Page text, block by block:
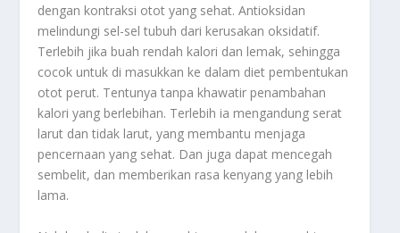
dengan kontraksi otot yang sehat. Antioksidan
melindungi sel-sel tubuh dari kerusakan oksidatif.
Terlebih jika buah rendah kalori dan lemak, sehingga
cocok untuk di masukkan ke dalam diet pembentukan
otot perut. Tentunya tanpa khawatir penambahan
kalori yang berlebihan. Terlebih ia mengandung serat
larut dan tidak larut, yang membantu menjaga
pencernaan yang sehat. Dan juga dapat mencegah
sembelit, dan memberikan rasa kenyang yang lebih
lama.